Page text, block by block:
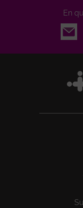
En
Email